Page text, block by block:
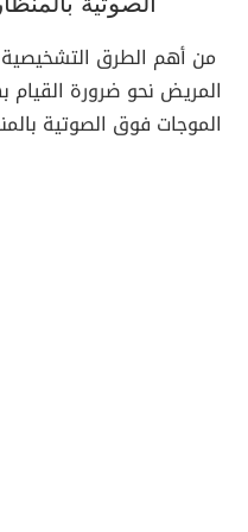
من أهم الطرق التشخيصية
المريض نحو ضرورة القيام
الموجات فوق الصوتية